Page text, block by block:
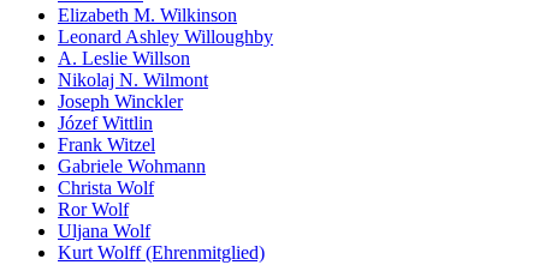
Elizabeth M. Wilkinson
Leonard Ashley Willoughby
A. Leslie Willson
Nikolaj N. Wilmont
Joseph Winckler
Józef Wittlin
Frank Witzel
Gabriele Wohmann
Christa Wolf
Ror Wolf
Uljana Wolf
Kurt Wolff (Ehrenmitglied)